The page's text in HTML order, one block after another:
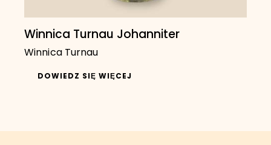
Winnica Turnau Johanniter
Winnica Turnau
DOWIEDZ SIĘ WIĘCEJ